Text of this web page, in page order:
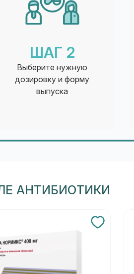
ШАГ 2
Выберите нужную
дозировку и форму
выпуска
АНТИБИОТИКИ